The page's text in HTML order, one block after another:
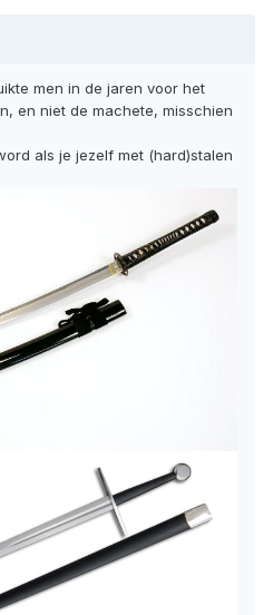
men in de jaren voor het
en niet de machete, misschien
als je jezelf met (hard)stalen